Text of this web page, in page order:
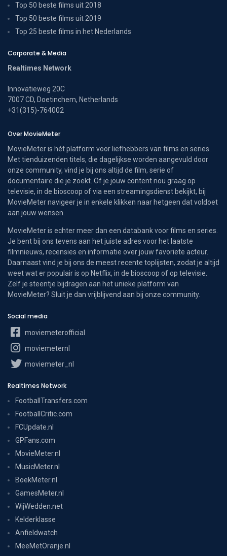
Top 50 beste films uit 2018
Top 50 beste films uit 2019
Top 25 beste films in het Nederlands
Corporate & Media
Realtimes Network
Innovatieweg 20C
7007 CD, Doetinchem, Netherlands
+31(315)-764002
Over MovieMeter
MovieMeter is hét platform voor liefhebbers van films en series.
Met tienduizenden titels, die dagelijkse worden aangevuld door
onze community, vind je bij ons altijd de film, serie of
documentaire die je zoekt. Of je jouw content nou graag op
televisie, in de bioscoop of via een streamingsdienst bekijkt, bij
MovieMeter navigeer je in enkele klikken naar hetgeen dat voldoet
aan jouw wensen.
MovieMeter is echter meer dan een databank voor films en series.
Je bent bij ons tevens aan het juiste adres voor het laatste
filmnieuws, recensies en informatie over jouw favoriete acteur.
Daarnaast vind je bij ons de meest recente toplijsten, zodat je altijd
weet wat er populair is op Netflix, in de bioscoop of op televisie.
Zelf je steentje bijdragen aan het unieke platform van
MovieMeter? Sluit je dan vrijblijvend aan bij onze community.
Social media
moviemeterofficial
moviemeternl
moviemeter_nl
Realtimes Network
FootballTransfers.com
FootballCritic.com
FCUpdate.nl
GPFans.com
MovieMeter.nl
MusicMeter.nl
BoekMeter.nl
GamesMeter.nl
WijWedden.net
Kelderklasse
Anfieldwatch
MeeMetOranje.nl